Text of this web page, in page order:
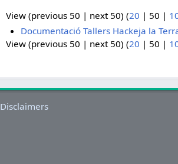
View (previous 50 | next 50) (20 | 50 |
Documentació Tallers Hackeja la
View (previous 50 | next 50) (20 | 50 |
Disclaimers